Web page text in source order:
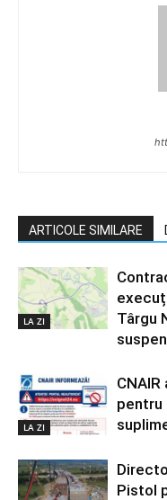
ARTICOLE SIMILARE
LA ZI
Târgu
LA ZI
pentru
Pistol